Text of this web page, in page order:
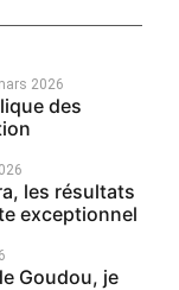
2026
des
les résultats
exceptionnel
Goudou, je